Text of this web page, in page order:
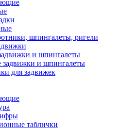
шпингалеты, ригели
и шпингалеты
задвижки и шпингалеты
для задвижек
таблички